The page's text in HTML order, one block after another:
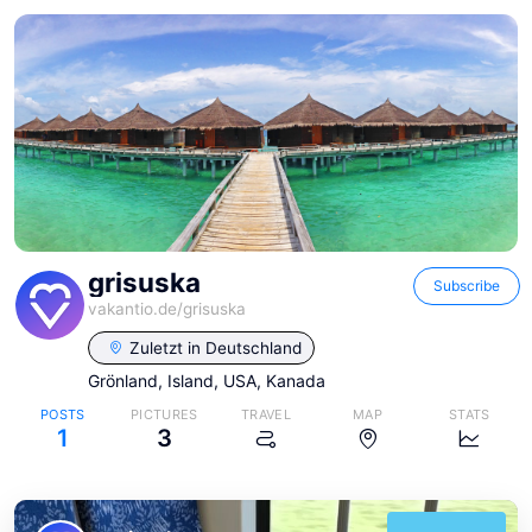
grisuska
vakantio.de/grisuska
Subscribe
Zuletzt in Deutschland
Grönland, Island, USA, Kanada
POSTS
1
PICTURES
3
TRAVEL MAP STATS